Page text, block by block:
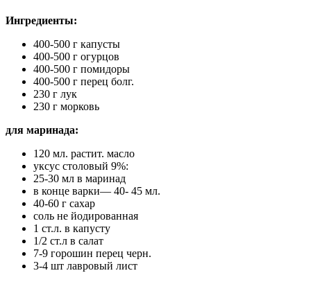
Ингредиенты:
400-500 г капусты
400-500 г огурцов
400-500 г помидоры
400-500 г перец болг.
230 г лук
230 г морковь
для маринада:
120 мл. растит. масло
уксус столовый 9%:
25-30 мл в маринад
в конце варки— 40- 45 мл.
40-60 г сахар
соль не йодированная
1 ст.л. в капусту
1/2 ст.л в салат
7-9 горошин перец черн.
3-4 шт лавровый лист